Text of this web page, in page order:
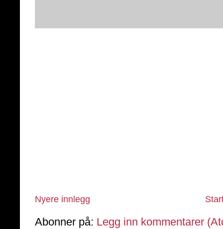
Nyere innlegg
Abonner på: Legg inn kommentarer